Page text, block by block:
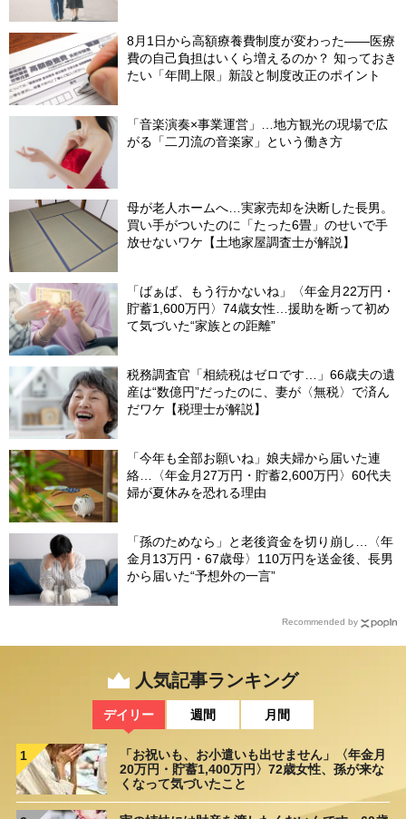
8月1日から高額療養費制度が変わった――医療
費の自己負担はいくら増えるのか？ 知っておき
たい「年間上限」新設と制度改正のポイント
「音楽演奏×事業運営」…地方観光の現場で広
がる「二刀流の音楽家」という働き方
母が老人ホームへ…実家売却を決断した長男。
買い手がついたのに「たった6畳」のせいで手
放せないワケ【土地家屋調査士が解説】
「ばぁば、もう行かないね」〈年金月22万円・
貯蓄1,600万円〉74歳女性…援助を断って初め
て気づいた“家族との距離”
税務調査官「相続税はゼロです…」66歳夫の遺
産は“数億円”だったのに、妻が〈無税〉で済ん
だワケ【税理士が解説】
「今年も全部お願いね」娘夫婦から届いた連
絡…〈年金月27万円・貯蓄2,600万円〉60代夫
婦が夏休みを恐れる理由
「孫のためなら」と老後資金を切り崩し…〈年
金月13万円・67歳母〉110万円を送金後、長男
から届いた“予想外の一言”
Recommended by
人気記事ランキング
デイリー 週間 月間
1
「お祝いも、お小遣いも出せません」〈年金月
20万円・貯蓄1,400万円〉72歳女性、孫が来な
くなって気づいたこと